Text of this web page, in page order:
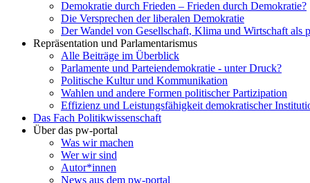
Demokratie durch Frieden – Frieden durch Demokratie?
Die Versprechen der liberalen Demokratie
Der Wandel von Gesellschaft, Klima und Wirtschaft als
Repräsentation und Parlamentarismus
Alle Beiträge im Überblick
Parlamente und Parteiendemokratie - unter Druck?
Politische Kultur und Kommunikation
Wahlen und andere Formen politischer Partizipation
Effizienz und Leistungsfähigkeit demokratischer
Das Fach Politikwissenschaft
Über das pw-portal
Was wir machen
Wer wir sind
Autor*innen
News aus dem pw-portal